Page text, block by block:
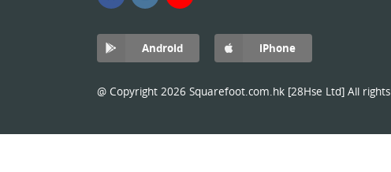
Android iPhone
@ Copyright 2026 Squarefoot.com.hk [28Hse Ltd] All